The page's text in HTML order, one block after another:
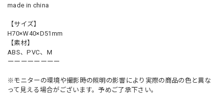
made in china
【サイズ】
H70×W40×D51mm
【素材】
ABS、PVC、M
ーーーーーーーー
※モニターの環境や撮影時の照明の影響により実際の商品の色と異な
って見える場合がございます。予めご了承下さい。